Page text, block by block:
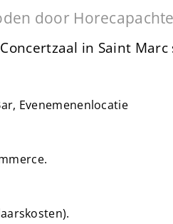
door
in Saint
Evenemenenlocatie